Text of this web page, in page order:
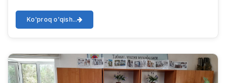
Ko'proq o'qish...